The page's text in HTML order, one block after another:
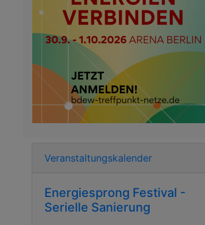
Veranstaltungskalender
Energiesprong Festival -
Serielle Sanierung